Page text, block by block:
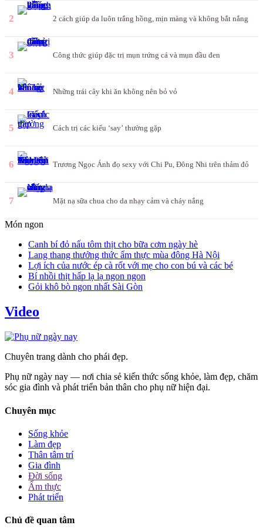
2 2 cách giúp da luôn trắng hồng, mịn màng và không bắt nắng
3 Công thức giúp đặc trị mụn trứng cá và mụn đầu đen
4 Những trái cây khi ăn không nên bỏ vỏ
5 Cách trị các kiểu ‘say’ thường gặp
6 Trương Ngọc Ánh đọ sexy với Chi Pu, Đông Nhi trên thảm đỏ
7 Mặt nạ sữa chua cho da nhạy cảm và cháy nắng
Món ngon
Canh bí đỏ nấu tôm thịt cho bữa cơm ngày hè
Lang thang thưởng thức ẩm thực mùa đông Hà Nội
Lợi ích của nước ép cà rốt với mẹ cho con bú và các bé
Bí nhồi thịt hấp lạ lạ ngon ngon
Gỏi khô bò ngon nhất Sài Gòn
Video
Chuyên trang dành cho phái đẹp.
Phụ nữ ngày nay — nơi chia sẻ kiến thức sống khỏe, làm đẹp, chăm
sóc gia đình và phát triển bản thân cho phụ nữ hiện đại.
Chuyên mục
Sống khỏe
Làm đẹp
Thân tâm trí
Gia đình
Đời sống
Ẩm thực
Phát triển
Chủ đề quan tâm